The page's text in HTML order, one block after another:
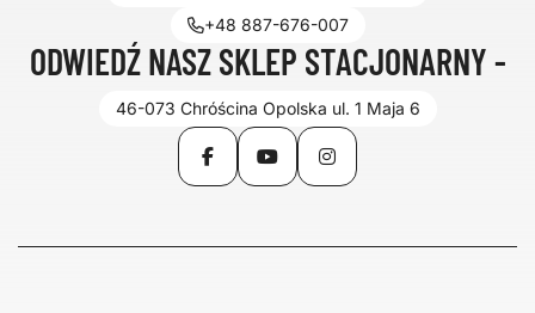
+48 887-676-007
ODWIEDŹ NASZ SKLEP STACJONARNY -
46-073 Chróścina Opolska ul. 1 Maja 6
FacebookYouTubeInstagram